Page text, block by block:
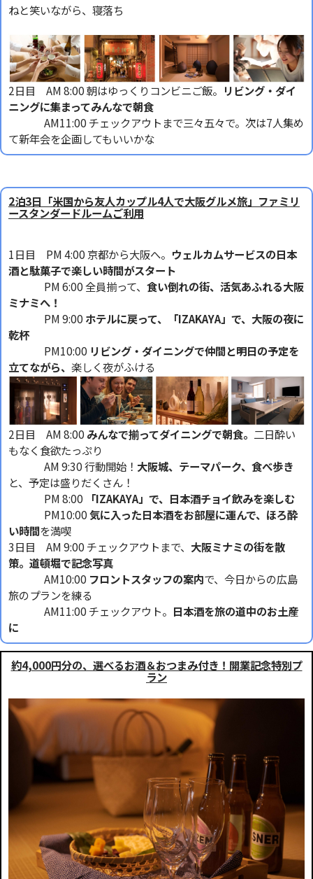
ねと笑いながら、寝落ち
2日目 AM 8:00 朝はゆっくりコンビニご飯。 リビング・ダイ
ニングに集まってみんなで朝食
AM11:00 チェックアウトまで三々五々で。次は7人集め
て新年会を企画してもいいかな
2泊3日「米国から友人カップル4人で大阪グルメ旅」ファミリ
ースタンダードルームご利用
1日目 PM 4:00 京都から大阪へ。 ウェルカムサービスの日本
酒と駄菓子で楽しい時間がスタート
PM 6:00 全員揃って、 食い倒れの街、活気あふれる大阪
ミナミへ！
PM 9:00 ホテルに戻って、「IZAKAYA」で、大阪の夜に
乾杯
PM10:00 リビング・ダイニングで仲間と明日の予定を
立てながら、 楽しく夜がふける
2日目 AM 8:00 みんなで揃ってダイニングで朝食。 二日酔い
もなく食欲たっぷり
AM 9:30 行動開始！ 大阪城、テーマパーク、食べ歩き
と、予定は盛りだくさん！
PM 8:00
「IZAKAYA」で、日本酒チョイ飲みを楽しむ
PM10:00気に入った日本酒をお部屋に運んで、ほろ酔
い時間を満喫
3日目 AM 9:00 チェックアウトまで、 大阪ミナミの街を散
策。道頓堀で記念写真
AM10:00 フロントスタッフの案内で、今日からの広島
旅のプランを練る
AM11:00 チェックアウト。 日本酒を旅の道中のお土産
に
約4,000円分の、選べるお酒＆おつまみ付き！開業記念特別プ
ラン